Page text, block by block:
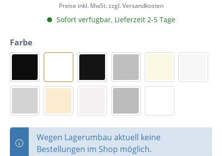
Preise inkl. MwSt. zzgl. Versandkosten
Sofort verfügbar, Lieferzeit 2-5 Tage
Farbe
Wegen Lagerumbau aktuell keine
Bestellungen im Shop möglich.